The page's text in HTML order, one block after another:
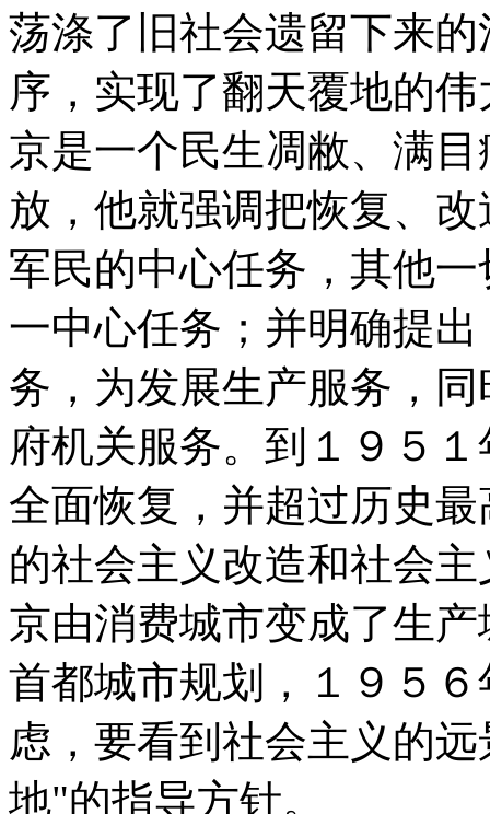
荡涤了旧社会遗留下来
序，实现了翻天覆地的
京是一个民生凋敝、满
放，他就强调把恢复、
军民的中心任务，其他
一中心任务；并明确提
务，为发展生产服务，
府机关服务。到１９５
全面恢复，并超过历史
的社会主义改造和社会
京由消费城市变成了生
首都城市规划，１９５
虑，要看到社会主义的
地"的指导方针。